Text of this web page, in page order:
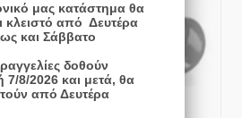
μας κατάστημα θα
κλειστό από Δευτέρα
και Σάββατο
δοθούν
8/2026 και μετά, θα
από Δευτέρα